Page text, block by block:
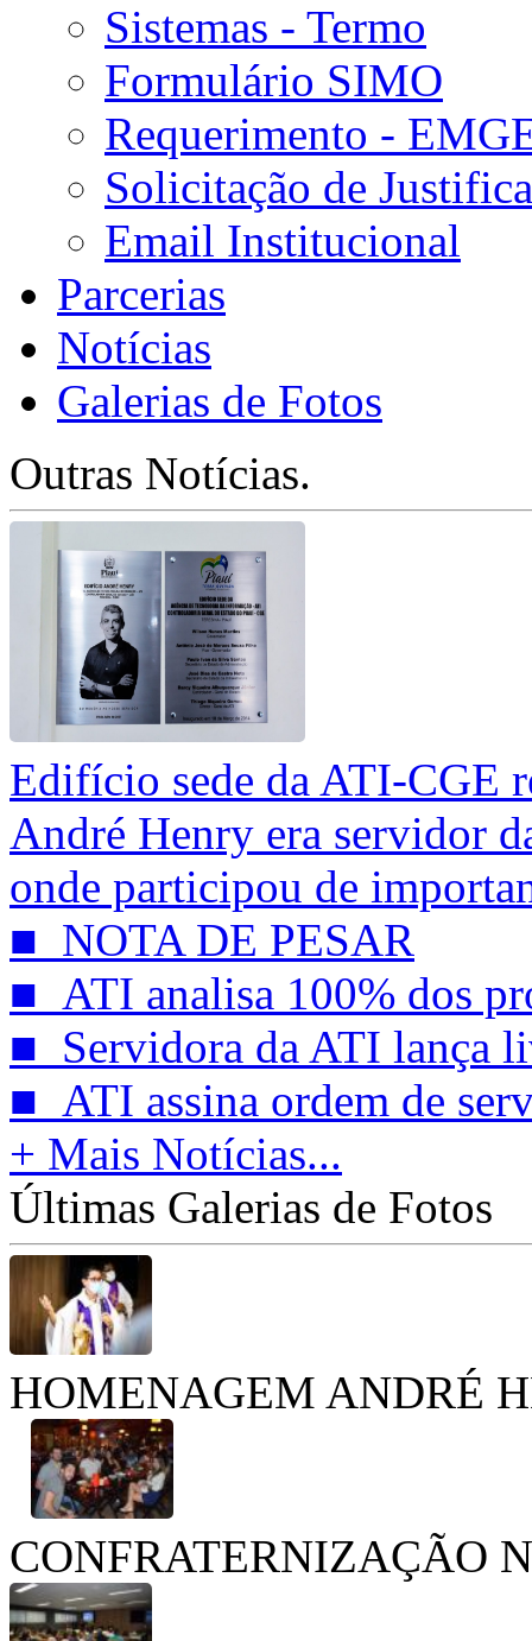
Sistemas - Termo
Formulário SIMO
Requerimento -
Solicitação de
Email Institucional
Parcerias
Notícias
Galerias de Fotos
Outras Notícias.
Edifício sede da ATI-CGE
André Henry era servidor
onde participou de
■ NOTA DE PESAR
■ ATI analisa 100% dos
■ Servidora da ATI lança
■ ATI assina ordem de
+ Mais Notícias...
Últimas Galerias de Fotos
HOMENAGEM ANDRÉ
CONFRATERNIZAÇÃO